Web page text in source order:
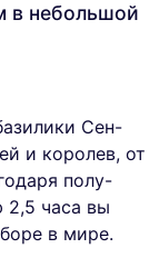
в небольшой
Сен-
и королев, от
полу-
2,5 часа вы
в мире.